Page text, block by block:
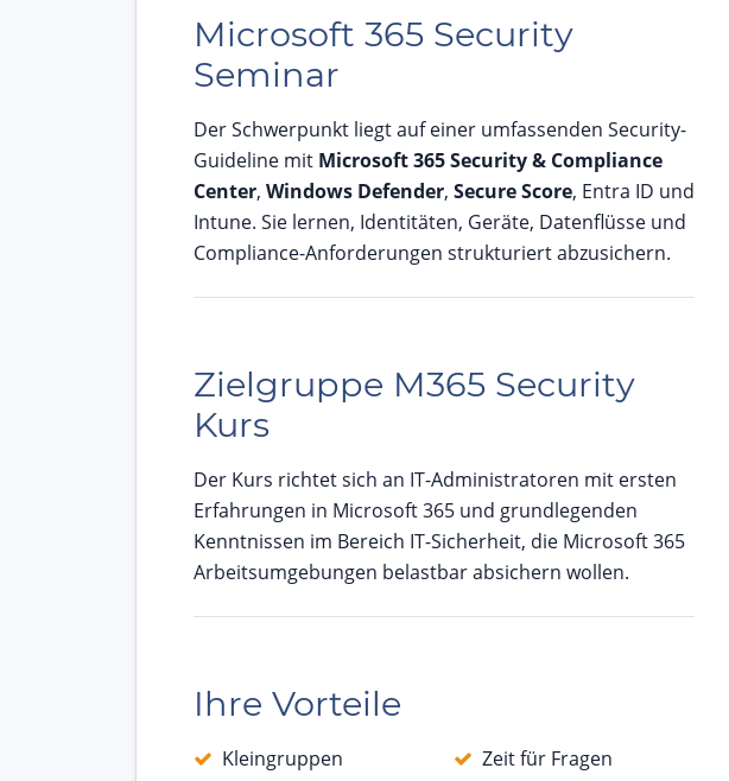
Microsoft 365 Security
Seminar
Der Schwerpunkt liegt auf einer umfassenden Security-
Guideline mit Microsoft 365 Security & Compliance
Center, Windows Defender, Secure Score, Entra ID und
Intune. Sie lernen, Identitäten, Geräte, Datenflüsse und
Compliance-Anforderungen strukturiert abzusichern.
Zielgruppe M365 Security
Kurs
Der Kurs richtet sich an IT-Administratoren mit ersten
Erfahrungen in Microsoft 365 und grundlegenden
Kenntnissen im Bereich IT-Sicherheit, die Microsoft 365
Arbeitsumgebungen belastbar absichern wollen.
Ihre Vorteile
Kleingruppen
Zeit für Fragen